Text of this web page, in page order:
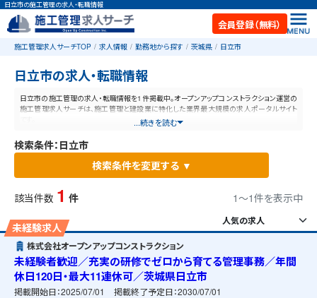
日立市の施工管理の求人・転職情報
会員登録（無料）
施工管理求人サーチTOP 求人情報 勤務地から探す 茨城県 日立市
日立市の求人・転職情報
日立市の施工管理の求人・転職情報を1件掲載中。オープンアップコンストラクション運営の
施工管理求人サーチは、施工管理と建設業に特化した業界最大規模の求人ポータルサイト
...続きを読む
検索条件：日立市
検索条件を変更する ▼
該当件数 1 件 1〜1件を表示中
未経験求人
株式会社オープンアップコンストラクション
未経験者歓迎／充実の研修でゼロから育てる管理事務／年間
休日120日・最大11連休可／茨城県日立市
掲載開始日：2025/07/01 掲載終了予定日：2030/07/01